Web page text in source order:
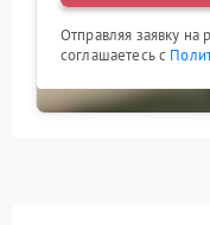
Отправляя заявку
соглашаетесь с